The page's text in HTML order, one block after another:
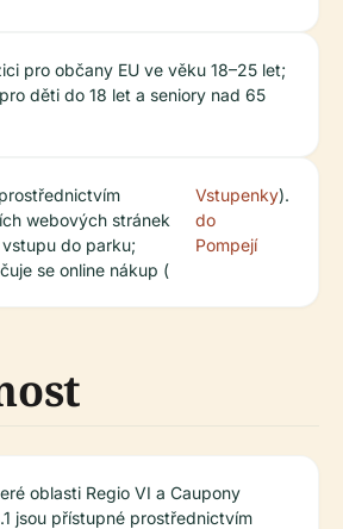
pro občany EU ve věku 18–25 let;
děti do 18 let a seniory nad 65
webových stránek
do parku;
se online nákup (
Vstupenky
do
Pompejí
).
oblasti Regio VI a Caupony
jsou přístupné prostřednictvím